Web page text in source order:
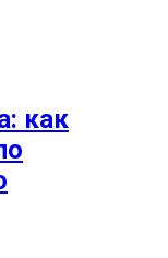
как